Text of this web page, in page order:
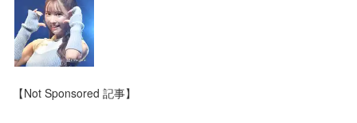
【Not Sponsored 記事】